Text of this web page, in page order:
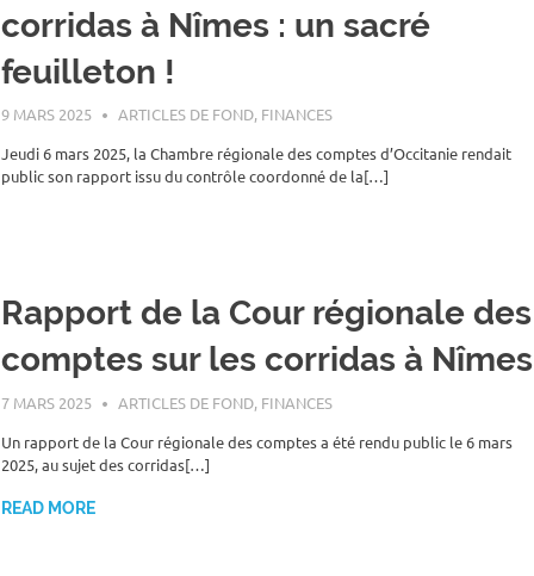
corridas à Nîmes : un sacré
feuilleton !
9 MARS 2025 ROGER LAHANA
ARTICLES DE FOND, FINANCES
Jeudi 6 mars 2025, la Chambre régionale des comptes d’Occitanie rendait
public son rapport issu du contrôle coordonné de la[…]
Rapport de la Cour régionale des
comptes sur les corridas à Nîmes
7 MARS 2025 ROGER LAHANA
ARTICLES DE FOND, FINANCES
Un rapport de la Cour régionale des comptes a été rendu public le 6 mars
2025, au sujet des corridas[…]
READ MORE